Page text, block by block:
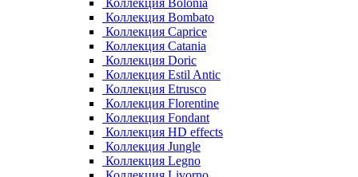
Коллекция Bolonia
Коллекция Bombato
Коллекция Caprice
Коллекция Catania
Коллекция Doric
Коллекция Estil Antic
Коллекция Etrusco
Коллекция Florentine
Коллекция Fondant
Коллекция HD effects
Коллекция Jungle
Коллекция Legno